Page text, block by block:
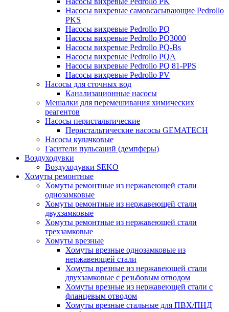
Насосы вихревые самовсасывающие Pedrollo
PKS
Насосы вихревые Pedrollo PQ
Насосы вихревые Pedrollo PQ3000
Насосы вихревые Pedrollo PQ-Bs
Насосы вихревые Pedrollo PQA
Насосы вихревые Pedrollo PQ 81-PPS
Насосы вихревые Pedrollo PV
Насосы для сточных вод
Канализационные насосы
Мешалки для перемешивания химических
реагентов
Насосы перистальтические
Перистальтические насосы GEMATECH
Насосы кулачковые
Гасители пульсаций (демпферы)
Воздуходувки
Воздуходувки SEKO
Хомуты ремонтные
Хомуты ремонтные из нержавеющей стали
однозамковые
Хомуты ремонтные из нержавеющей стали
двухзамковые
Хомуты ремонтные из нержавеющей стали
трехзамковые
Хомуты врезные
Хомуты врезные однозамковые из
нержавеющей стали
Хомуты врезные из нержавеющей стали
двухзамковые с резьбовым отводом
Хомуты врезные из нержавеющей стали с
фланцевым отводом
Хомуты врезные стальные для ПВХ/ПНД